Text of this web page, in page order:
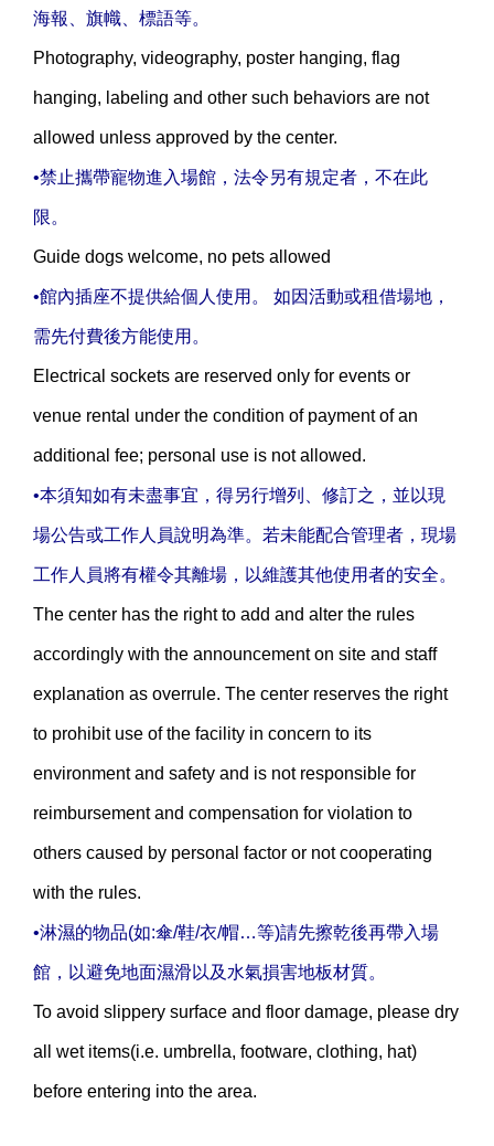
海報、旗幟、標語等。
Photography, videography, poster hanging, flag
hanging, labeling and other such behaviors are not
allowed unless approved by the center.
•禁止攜帶寵物進入場館，法令另有規定者，不在此
限。
Guide dogs welcome, no pets allowed
•館內插座不提供給個人使用。 如因活動或租借場地，
需先付費後方能使用。
Electrical sockets are reserved only for events or
venue rental under the condition of payment of an
additional fee; personal use is not allowed.
•本須知如有未盡事宜，得另行增列、修訂之，並以現
場公告或工作人員說明為準。若未能配合管理者，現場
工作人員將有權令其離場
以維護其他使用者的安全。
The center has the right to add and alter the rules
accordingly with the announcement on site and staff
explanation as overrule. The center reserves the right
to prohibit use of the facility in concern to its
environment and safety and is not responsible for
reimbursement and compensation for violation to
others caused by personal factor or not cooperating
with the rules.
•淋濕的物品(如:傘/鞋/衣/帽…等)請先擦乾後再帶入場
館，以避免地面濕滑以及水氣損害地板材質。
To avoid slippery surface and floor damage, please dry
all wet items(i.e. umbrella, footware, clothing, hat)
before entering into the area.